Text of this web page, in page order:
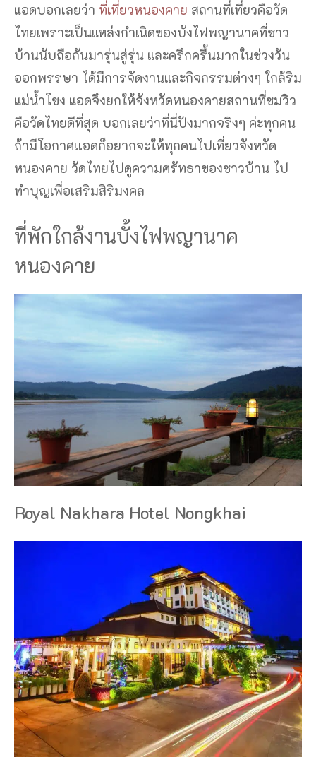
แอดบอกเลยว่า ที่เที่ยวหนองคาย สถานที่เที่ยวคือวัด
ไทยเพราะเป็นแหล่งกำเนิดของบังไฟพญานาคที่ชาว
บ้านนับถือกันมารุ่นสู่รุ่น และครึกครื้นมากในช่วงวัน
ออกพรรษา ได้มีการจัดงานและกิจกรรมต่างๆ ใกล้ริม
แม่น้ำโขง แอดจึงยกให้จังหวัดหนองคายสถานที่ชมวิว
คือวัดไทยดีที่สุด บอกเลยว่าที่นี่ปังมากจริงๆ ค่ะทุกคน
ถ้ามีโอกาศเเอดก็อยากจะให้ทุกคนไปเที่ยวจังหวัด
หนองคาย วัดไทยไปดูความศรัทธาของชาวบ้าน ไป
ทำบุญเพื่อเสริมสิริมงคล
ที่พักใกล้งานบั้งไฟพญานาค
หนองคาย
Royal Nakhara Hotel Nongkhai